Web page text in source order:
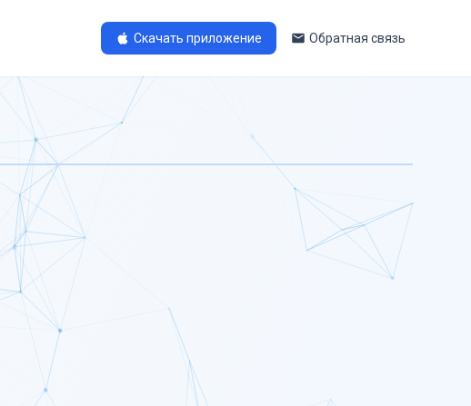
Скачать приложение Обратная связь